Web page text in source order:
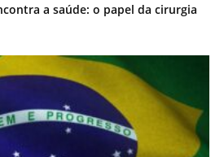
a saúde: o papel da cirurgia